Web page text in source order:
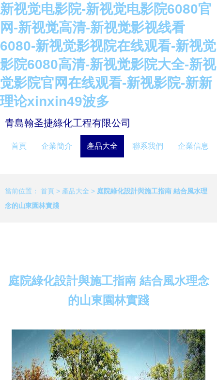
新视觉电影院-新视觉电影院6080官
网-新视觉高清-新视觉影视线看
6080-新视觉影视院在线观看-新视觉
影院6080高清-新视觉影院大全-新视
觉影院官网在线观看-新视影院-新新
理论xinxin49波多
青島翰圣捷綠化工程有限公司
首頁 企業簡介 產品大全 聯系我們 企業信息
當前位置： 首頁 > 產品大全 > 庭院綠化設計與施工指南 結合風水理
念的山東園林實踐
庭院綠化設計與施工指南 結合風水理念
的山東園林實踐